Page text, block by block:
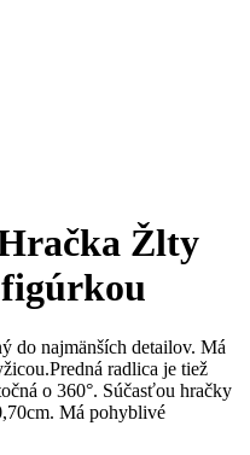
Žlty
do najmänších detailov. Má
radlica je tiež
o 360°. Súčasťou hračky
Má pohyblivé